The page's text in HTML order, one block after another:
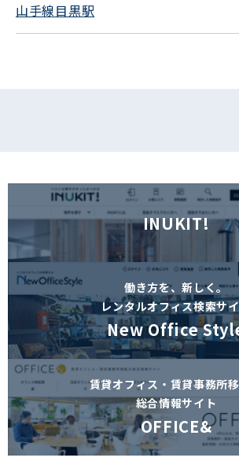
山手線目黒駅
INUKIT!
働き方を、新しく。
レンタルオフィス検索サ
New Office
賃貸オフィス・賃貸事務所
総合情報サイト
OFFICE&